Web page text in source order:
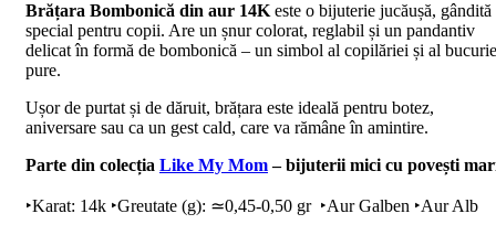
Brățara Bombonică din aur 14K este o bijuterie jucăușă, gândită
special pentru copii. Are un șnur colorat, reglabil și un pandantiv
delicat în formă de bombonică – un simbol al copilăriei și al
pure.
Ușor de purtat și de dăruit, brățara este ideală pentru botez,
aniversare sau ca un gest cald, care va rămâne în amintire.
Parte din colecția Like My Mom– bijuterii mici cu povești
‣Karat: 14k ‣Greutate (g): ≃0,45-0,50 gr ‣Aur Galben ‣Aur Alb